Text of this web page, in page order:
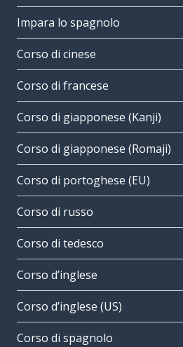
Impara lo spagnolo
Corso di cinese
Corso di francese
Corso di giapponese (Kanji)
Corso di giapponese (Romaji)
Corso di portoghese (EU)
Corso di russo
Corso di tedesco
Corso d’inglese
Corso d’inglese (US)
Corso di spagnolo